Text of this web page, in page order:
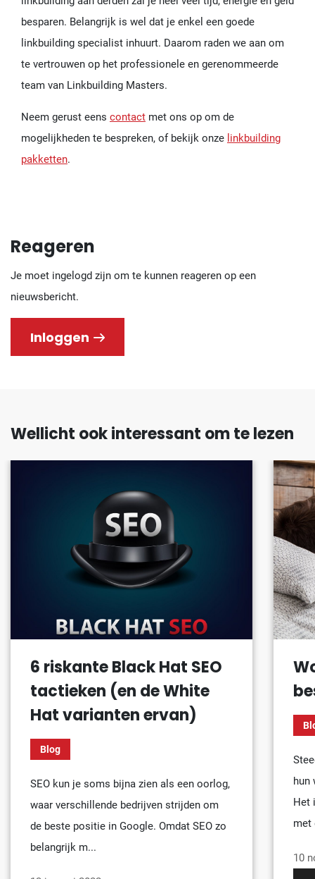
besparen. Belangrijk is wel dat je enkel een goede
linkbuilding specialist inhuurt. Daarom raden we aan om
te vertrouwen op het professionele en gerenommeerde
team van Linkbuilding Masters.
Neem gerust eens contact met ons op om de
mogelijkheden te bespreken, of bekijk onze linkbuilding
pakketten.
Reageren
Je moet ingelogd zijn om te kunnen reageren op een
nieuwsbericht.
Inloggen
Wellicht ook interessant om te lezen
6 riskante Black Hat SEO
tactieken (en de White
Hat varianten ervan)
Blog
SEO kun je soms bijna zien als een oorlog,
waar verschillende bedrijven strijden om
de beste positie in Google. Omdat SEO zo
belangrijk m...
hun
Het
met
10